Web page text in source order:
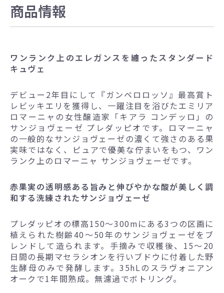
商品情報
ワンランク上のエレガンスを纏ったスタンダード
キュヴェ
デビュー2年目にして『ガンベロロッソ』最高賞ト
レビッキエリを獲得し、一躍注目を浴びたエミリア
ロマーニャの女性醸造家「キアラ コンデッロ」の
サンジョヴェーゼ プレダッピオです。ロマーニャ
の一般的なサンジョヴェーゼの濃くて強さのある果
実味ではなく、ピュアで優美な佇まいをもつ、ワン
ランク上のロマーニャ サンジョヴェーゼです。
赤果実の透明感ある旨みと伸びやかな酸が美しく調
和する洗練されたサンジョヴェーゼ
プレダッピオの標高150～300mにある3つの区画に
植えられた樹齢40～50年のサンジョヴェーゼをブ
レンドして造られます。手摘みで収穫後、15～20
日間の長期マセラシオンを行いブドウに付着した野
生酵母のみで発酵します。35hLのスラヴォニアン
オークで1年間熟成。無濾過でボトリング。